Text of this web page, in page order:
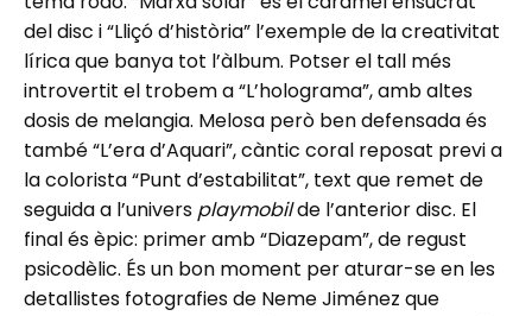
del disc i “Lliçó d’història” l’exemple de la creativitat
lírica que banya tot l’àlbum. Potser el tall més
introvertit el trobem a “L’holograma”, amb altes
dosis de melangia. Melosa però ben defensada és
també “L’era d’Aquari”, càntic coral reposat previ a
la colorista “Punt d’estabilitat”, text que remet de
seguida a l’univers playmobilde l’anterior disc. El
final és èpic: primer amb “Diazepam”, de regust
psicodèlic. És un bon moment per aturar-se en les
detallistes fotografies de Neme Jiménez que